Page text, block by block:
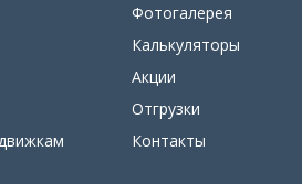
Фотогалерея
Калькуляторы
Акции
Отгрузки
Контакты